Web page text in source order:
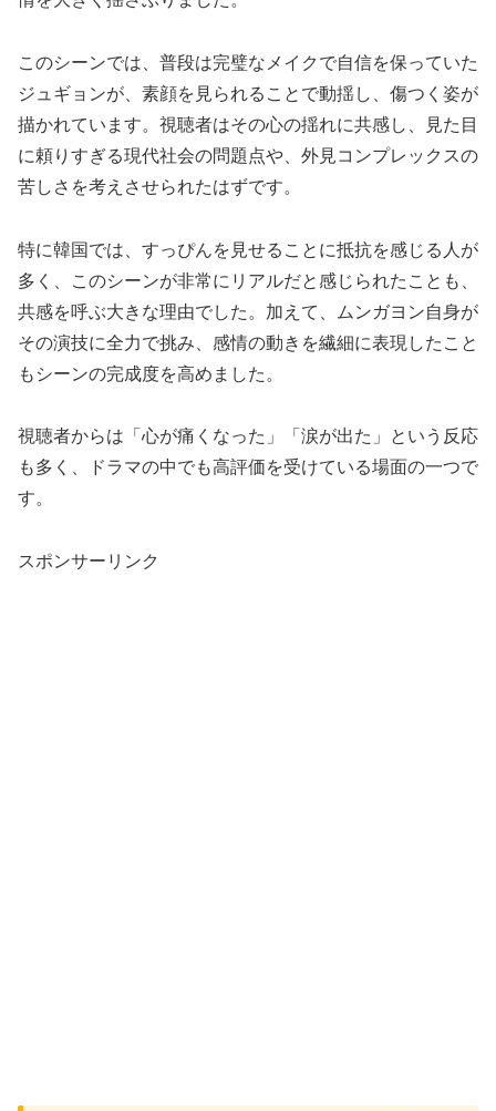
このシーンでは、普段は完璧なメイクで自信を保っていた
ジュギョンが、素顔を見られることで動揺し、傷つく姿が
描かれています。視聴者はその心の揺れに共感し、見た目
に頼りすぎる現代社会の問題点や、外見コンプレックスの
苦しさを考えさせられたはずです。
特に韓国では、すっぴんを見せることに抵抗を感じる人が
多く、このシーンが非常にリアルだと感じられたことも、
共感を呼ぶ大きな理由でした。加えて、ムンガヨン自身が
その演技に全力で挑み、感情の動きを繊細に表現したこと
もシーンの完成度を高めました。
視聴者からは「心が痛くなった」「涙が出た」という反応
も多く、ドラマの中でも高評価を受けている場面の一つで
す。
スポンサーリンク